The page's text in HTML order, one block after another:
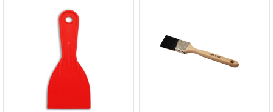
מספר
סוגים.
זה
יש
מספר
סוגים.
ניתן
לבחור
האפשרויות